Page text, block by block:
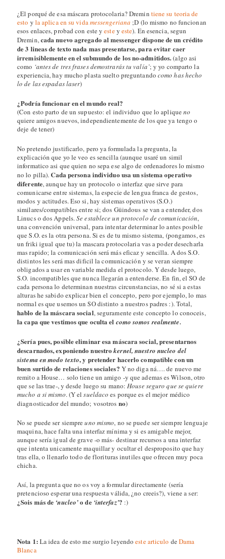
¿El porqué de esa máscara protocolaria? Dremin tiene su teoria de
esto y la aplica en su vidamessengeriana ;D (lo mismo no funcionan
esos enlaces, probad con este yestey este). En esencia, segun
Dremin,cada nuevo agregado al messenger dispone de un crédito
de 3 lineas de texto nada mas presentarse, para evitar caer
irremisiblemente en el submundo de los no-admitidos.(algo asi
como ‘antes de tres frasesdemostrarás tu valía’; y yo comparto la
experiencia, hay mucho plasta suelto preguntando como has hecho
lo de las espadas laser)
¿Podría funcionar en el mundo real?
(Con esto parto de un supuesto: el individuo que lo apliqueno
quiere amigos nuevos, independientemente de los que ya tengo o
deje de tener)
No pretendo justificarlo, pero ya formulada la pregunta, la
explicación que yo le veo es sencilla (aunque usaré un simil
informatico asi que quien no sepa ese algo de ordenadores lo mismo
no lo pilla).Cada persona individuo usa un sistema operativo
diferente, aunque hay un protocolo o interfaz que sirve para
comunicarse entre sistemas, la especie de lengua franca de gestos,
modos y actitudes. Eso si, hay sistemas operativos (S.O.)
similares/compatibles entre si; dos Güindous se van a entender, dos
Linucs o dos Appels.Se establece un protocolo de comunicación,
una convención universal, para intentar determinar lo antes posible
que S.O. es la otra persona. Si es de tu mismo sistema, (pongamos, es
un friki igual que tu) la mascara protocolaria vas a poder desecharla
mas rapido; la comunicación será más eficaz y sencilla. A dos S.O.
distintos les será mas dificil la comunicación y se veran siempre
obligados a usar en variable medida el protocolo. Y desde luego,
S.O. incompatibles que nunca llegarán a entenderse. En fin, el SO de
cada persona lo determinan nuestras circunstancias, no sé si a estas
alturas he sabido explicar bien el concepto, pero por ejemplo, lo mas
normal es que usemos un SO distinto a nuestros padres :). Total,
hablo de la máscara social, seguramente este concepto lo conoceis,
la capa que vestimos que oculta el como somos realmente.
¿Sería pues, posible eliminar esa máscara social, presentarnos
descarnados, exponiendo nuestrokernel, nuestro nucleo del
sistema en modo texto, y pretender hacerlo compatible con un
buen surtido de relaciones sociales? Y no diga ná…. de nuevo me
remito a House… solo tiene un amigo -y que ademas es Wilson, otro
que se las trae-, y desde luego su mano:House seguro que se quiere
mucho a si mismo. (Y elsueldaco es porque es el mejor médico
diagnosticador del mundo; vosotros no)
No se puede ser siempreuno mismo, no se puede ser siempre lenguaje
maquina, hace falta una interfaz mínima y si es amigable mejor,
aunque sería igual de grave -o más- destinar recursos a una interfaz
que intenta unicamente maquillar y ocultar el desproposito que hay
tras ella, o llenarlo todo de florituras inutiles que ofrecen muy poca
chicha.
Así, la pregunta que no os voy a formular directamente (sería
pretencioso esperar una respuesta válida, ¿no creeis?), viene a ser:
¿Sois más de ‘nucleo’o de ‘interfaz’? :)
Nota 1: La idea de esto me surgio leyendoeste articulo deDama
Blanca